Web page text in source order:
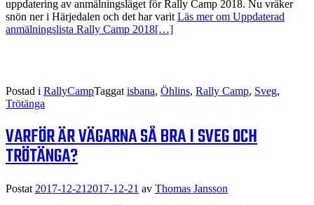
uppdatering av anmälningsläget för Rally Camp 2018. Nu vräker
snön ner i Härjedalen och det har varitLäs mer om Uppdaterad
anmälningslista Rally Camp 2018[…]
Postad i RallyCampTaggatisbana, Öhlins, Rally Camp, Sveg,
Trötänga
VARFÖR ÄR VÄGARNA SÅ BRA I SVEG OCH
TRÖTÄNGA?
Postat 2017-12-21 2017-12-21 av Thomas Jansson